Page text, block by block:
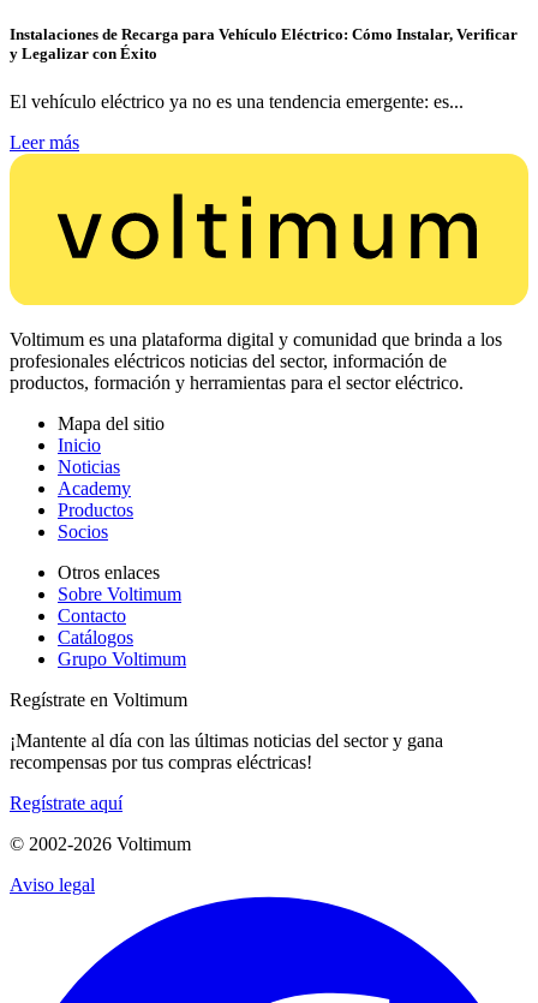
Instalaciones de Recarga para Vehículo Eléctrico: Cómo Instalar, Verificar
y Legalizar con Éxito
El vehículo eléctrico ya no es una tendencia emergente: es...
Leer más
Voltimum es una plataforma digital y comunidad que brinda a los
profesionales eléctricos noticias del sector, información de
productos, formación y herramientas para el sector eléctrico.
Mapa del sitio
Inicio
Noticias
Academy
Productos
Socios
Otros enlaces
Sobre Voltimum
Contacto
Catálogos
Grupo Voltimum
Regístrate en Voltimum
¡Mantente al día con las últimas noticias del sector y gana
recompensas por tus compras eléctricas!
Regístrate aquí
© 2002-2026 Voltimum
Aviso legal